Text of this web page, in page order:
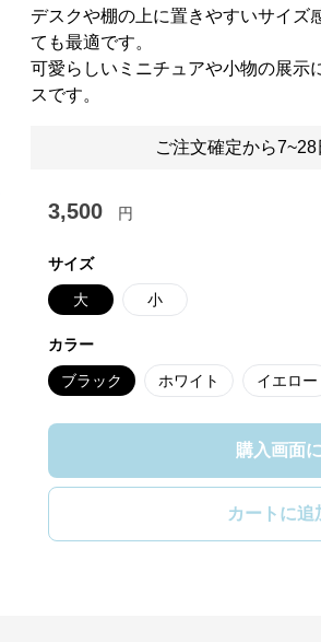
slide
デスクや棚の上に置きやすいサイズ
ても最適です。
可愛らしいミニチュアや小物の展示
スです。
ご注文確定から
3,500 円
サイズ
大 小
カラー
ブラック ホワイト イエロー
購入画面
カートに追